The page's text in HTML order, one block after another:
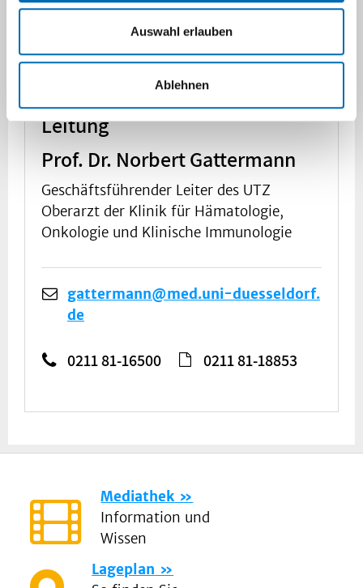
Auswahl erlauben
Ablehnen
Leitung
Prof. Dr. Norbert Gattermann
Geschäftsführender Leiter des UTZ
Oberarzt der Klinik für Hämatologie,
Onkologie und Klinische Immunologie
gattermann@med.uni-duesseldorf.
de
0211 81-16500 0211 81-18853
Mediathek
Information und
Wissen
Lageplan